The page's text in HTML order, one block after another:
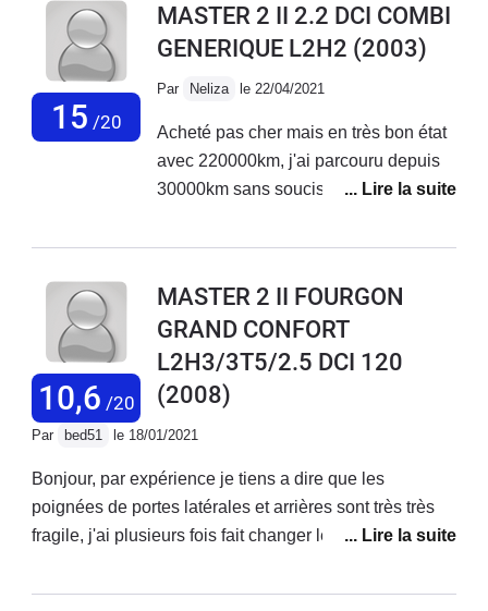
ergot de 3mm dans une encoche qui s'use très
rapidement ergot en plastique qui fait levier lorsque
l'on tire sur la poignée la honte Renault...Du plastique
économique, fixation avec un rivet pop et une rondelle
de maintien intérieur Ingénieur de merde...
15 /20
MASTER 2 II 2.2 DCI COMBI
GENERIQUE L2H2 (2003)
Par Neliza le 22/04/2021
Acheté pas cher mais en très bon état
avec 220000km, j'ai parcouru depuis
30000km sans soucis.Au préalable j'ai
direction assistée, les deux disques
arrière.Je l'ai équipé en VASP Atelier
(passage à la DREAL en cours).Il est
confortable, pas très bruyant aux
vitesses usuelles, je roule toujours
110km/h sur autoroute et vitesse
usuelle sur la route.En grosse montée
et très chargé, les 90cv sont quelques
fois insuffisants mais jamais gênant.Je
10,6 /20
MASTER 2 II FOURGON
GRAND CONFORT
L2H3/3T5/2.5 DCI 120
(2008)
Par bed51 le 18/01/2021
Bonjour, par expérience je tiens a dire que les
poignées de portes latérales et arrières sont très très
fragile, j'ai plusieurs fois fait changer les poignées
Lormont 33310 me dit de me débrouiller dans une